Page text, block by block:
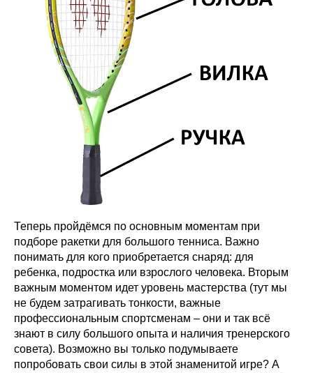
Теперь пройдёмся по основным моментам при
подборе ракетки для большого тенниса. Важно
понимать для кого приобретается снаряд: для
ребенка, подростка или взрослого человека. Вторым
важным моментом идет уровень мастерства (тут мы
не будем затрагивать тонкости, важные
профессиональным спортсменам – они и так всё
знают в силу большого опыта и наличия тренерского
совета). Возможно вы только подумываете
попробовать свои силы в этой знаменитой игре? А